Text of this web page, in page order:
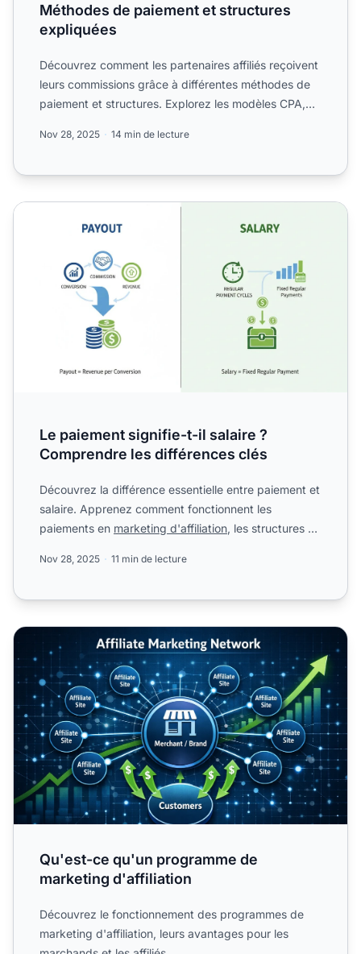
Méthodes de paiement et structures
expliquées
Découvrez comment les partenaires affiliés reçoivent
leurs commissions grâce à différentes méthodes de
paiement et structures. Explorez les modèles CPA,
Nov 28, 2025 14 min de lecture
Le paiement signifie-t-il salaire ? Comprendre les
Le paiement signifie-t-il salaire ?
Comprendre les différences clés
Découvrez la différence essentielle entre paiement et
salaire. Apprenez comment fonctionnent les
paiements en marketing d'affiliation, les structures de
Nov 28, 2025 11 min de lecture
Qu'est-ce qu'un programme de marketing d'affiliation
Qu'est-ce qu'un programme de
marketing d'affiliation
Découvrez le fonctionnement des programmes de
marketing d'affiliation, leurs avantages pour les